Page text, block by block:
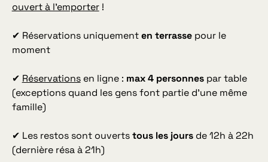
ouvert à l’emporter!
✔ Réservations uniquementen terrassepour le
moment
✔ Réservationsen ligne : max 4 personnespar table
(exceptions quand les gens font partie d’une même
famille)
✔ Les restos sont ouvertstous les joursde 12h à 22h
(dernière résa à 21h)